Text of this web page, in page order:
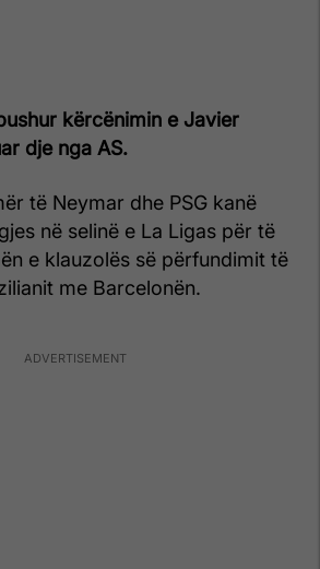
kërcënimin e Javier
dje nga AS.
të Neymar dhe PSG kanë
në selinë e La Ligas për të
e klauzolës së përfundimit të
me Barcelonën.